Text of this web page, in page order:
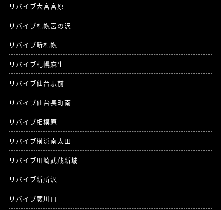
リバイブ大宮宮原
リバイブ札幌宮の沢
リバイブ新札幌
リバイブ札幌麻生
リバイブ仙台駅前
リバイブ仙台長町南
リバイブ相模原
リバイブ横浜南太田
リバイブ川崎武蔵新城
リバイブ新所沢
リバイブ蕨川口